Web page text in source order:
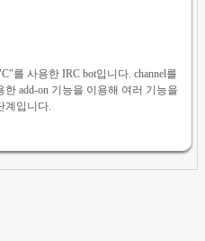
를 사용한 IRC bot입니다. channel를
add-on 기능을 이용해 여러 기능을
계입니다.